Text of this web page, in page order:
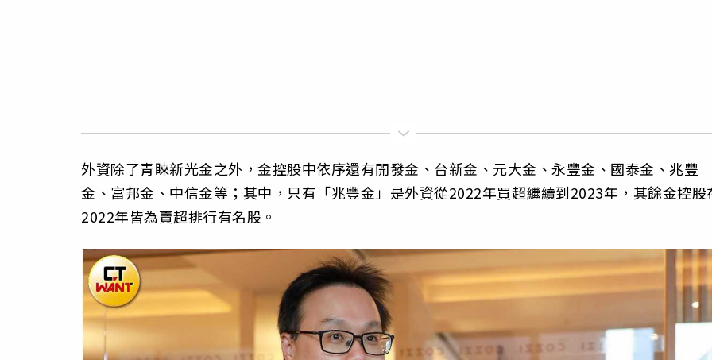
外資除了青睞新光金之外，金控股中依序還有開發金、台新金、元大金、永豐金、國泰金、兆豐
金、富邦金、中信金等；其中，只有「兆豐金」是外資從2022年買超繼續到2023年，其餘金控股
2022年皆為賣超排行有名股。